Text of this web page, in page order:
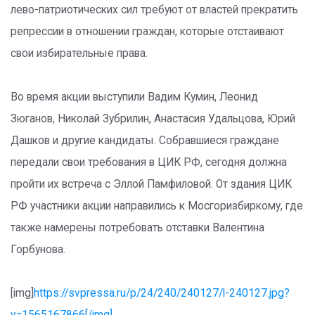
лево-патриотических сил требуют от властей прекратить
репрессии в отношении граждан, которые отстаивают
свои избирательные права.
Во время акции выступили Вадим Кумин, Леонид
Зюганов, Николай Зубрилин, Анастасия Удальцова, Юрий
Дашков и другие кандидаты. Собравшиеся граждане
передали свои требования в ЦИК РФ, сегодня должна
пройти их встреча с Эллой Памфиловой. От здания ЦИК
РФ участники акции направились к Мосгоризбиркому, где
также намерены потребовать отставки Валентина
Горбунова.
[img] https://svpressa.ru/p/24/240/240127/l-240127.jpg?